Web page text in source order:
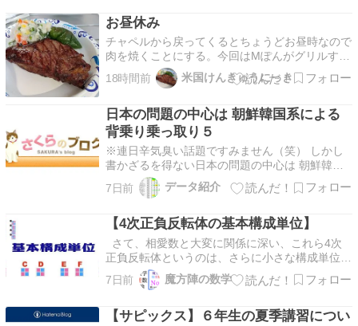
イボウのリベンジのために行ってまいりました。
まず谷津坂第…
お昼休み
チャペルから戻ってくるとちょうどお昼時なので
肉を焼くことにする。今回はMぽんがグリルする
とのことなので、オーニングやアウトドアダイニ
ングのセットアップをワタシが担当。今回はオー
ニングエリアはさわやかである。 ステーキ肉は
ひとつ前のキャ…
18時間前 米国けんきゅうにっき
日本の問題の中心は 朝鮮韓国系による
背乗り乗っ取り５
※連日辛気臭い話題ですみません（笑） しかし
書かざるを得ない日本の問題の中心は 朝鮮韓国
系による背乗り乗っ取り４ 2026/7/23注意、■ア
イヌ背乗り、アイヌ差別をでっちあげ、補助金で
れがまだましな方の背乗りということ、アイヌの
問題…
7日前 データ紹介
【4次正負反転体の基本構成単位】
さて、相愛数と大変に関係に深い、これら4次
正負反転体というのは、さらに小さな構成単位に
分割することができます。 具体的には、これら
A～Hの二色柄格子たちがそれに該当します。で
が構成できるか、確認しておくことにしましょ
7日前 魔方陣の数学
【サピックス】６年生の夏季講習につい